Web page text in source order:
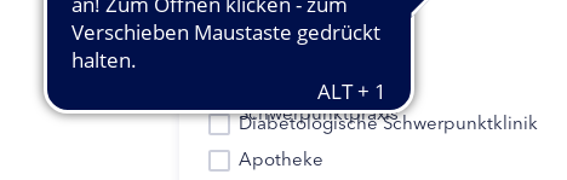
Hausarztpraxis
Diabetologische
Schwerpunktpraxis
Diabetologische Schwerpunktklinik
Apotheke